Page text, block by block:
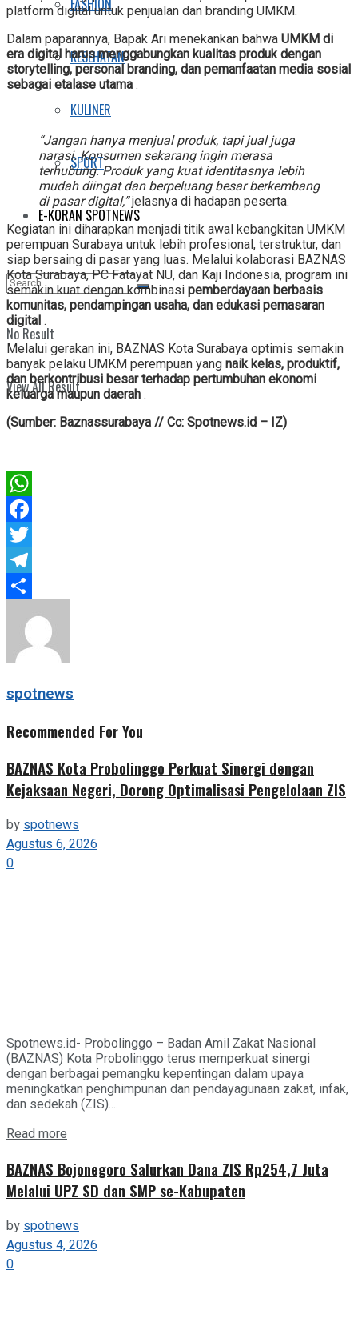
FASHION
KESEHATAN
KULINER
SPORT
E-KORAN SPOTNEWS
No Result
View All Result
platform digital untuk penjualan dan branding UMKM.
Dalam paparannya, Bapak Ari menekankan bahwa UMKM di
era digital harus menggabungkan kualitas produk dengan
storytelling, personal branding, dan pemanfaatan media sosial
sebagai etalase utama .
“Jangan hanya menjual produk, tapi jual juga
narasi. Konsumen sekarang ingin merasa
terhubung. Produk yang kuat identitasnya lebih
mudah diingat dan berpeluang besar berkembang
di pasar digital,”jelasnya di hadapan peserta.
Kegiatan ini diharapkan menjadi titik awal kebangkitan UMKM
perempuan Surabaya untuk lebih profesional, terstruktur, dan
siap bersaing di pasar yang luas. Melalui kolaborasi BAZNAS
Kota Surabaya, PC Fatayat NU, dan Kaji Indonesia, program ini
semakin kuat dengan kombinasi pemberdayaan berbasis
komunitas, pendampingan usaha, dan edukasi pemasaran
digital .
Melalui gerakan ini, BAZNAS Kota Surabaya optimis semakin
banyak pelaku UMKM perempuan yang naik kelas, produktif,
dan berkontribusi besar terhadap pertumbuhan ekonomi
keluarga maupun daerah .
(Sumber: Baznassurabaya // Cc: Spotnews.id – IZ)
WhatsApp
Facebook
Twitter
Telegram
spotnews
Recommended For You
BAZNAS Kota Probolinggo Perkuat Sinergi dengan
Kejaksaan Negeri, Dorong Optimalisasi Pengelolaan ZIS
by spotnews
Agustus 6, 2026
0
Spotnews.id- Probolinggo – Badan Amil Zakat Nasional
(BAZNAS) Kota Probolinggo terus memperkuat sinergi
dengan berbagai pemangku kepentingan dalam upaya
meningkatkan penghimpunan dan pendayagunaan zakat, infak,
dan sedekah (ZIS)....
Read more
BAZNAS Bojonegoro Salurkan Dana ZIS Rp254,7 Juta
Melalui UPZ SD dan SMP se-Kabupaten
byspotnews
Agustus 4, 2026
0